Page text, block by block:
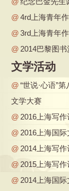
@ 4rd上海青年
@ 3rd上海青年
@ 2014巴黎图书
文学活动
@ “世说·心语”
文学大赛
@ 2016上海写作
@ 2016上海国际
@ 2014上海写作
@ 2015上海写作
@ 2014上海国际